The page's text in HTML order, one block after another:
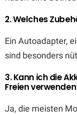
2. Welches
Ein Autoadapter,
sind besonders
3. Kann ich die
Freien
Ja, die meisten